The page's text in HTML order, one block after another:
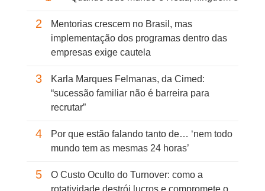
2
Mentorias crescem no Brasil, mas
implementação dos programas dentro das
empresas exige cautela
3
Karla Marques Felmanas, da Cimed:
“sucessão familiar não é barreira para
recrutar”
4
Por que estão falando tanto de… ‘nem todo
mundo tem as mesmas 24 horas’
5
O Custo Oculto do Turnover: como a